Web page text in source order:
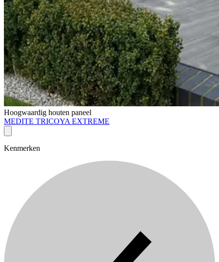
Hoogwaardig houten paneel
MEDITE TRICOYA EXTREME
Kenmerken